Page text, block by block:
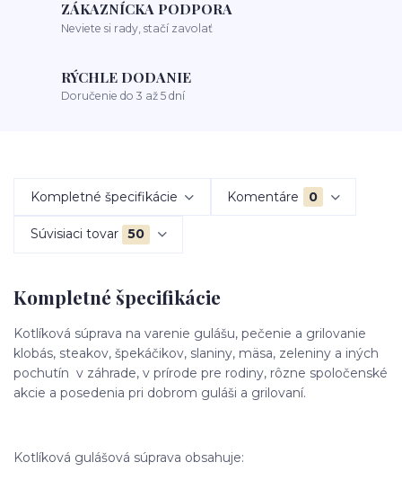
ZÁKAZNÍCKA PODPORA
Neviete si rady, stačí zavolať
RÝCHLE DODANIE
Doručenie do 3 až 5 dní
Kompletné špecifikácie Komentáre 0
Súvisiaci tovar 50
Kompletné špecifikácie
Kotlíková súprava na varenie gulášu, pečenie a grilovanie
klobás, steakov, špekáčikov, slaniny, mäsa, zeleniny a iných
pochutín v záhrade, v prírode pre rodiny, rôzne spoločenské
akcie a posedenia pri dobrom guláši a grilovaní.
Kotlíková gulášová súprava obsahuje: